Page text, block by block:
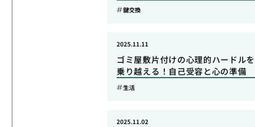
鍵交換
ゴミ屋敷片付けの心理的ハードルを
乗り越える！自己受容と心の準備
2025.11.11
生活
2025.11.02